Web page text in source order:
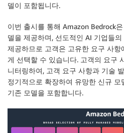
델이 포함됩니다.
이번 출시를 통해 Amazon Bedrock
델을 제공하며, 선도적인 AI 기업들
제공하므로 고객은 고유한 요구 사
게 선택할 수 있습니다. 고객의 요구
니터링하여, 고객 요구 사항과 기술
정기적으로 확장하여 유망한 신규
기존 모델을 포함합니다.